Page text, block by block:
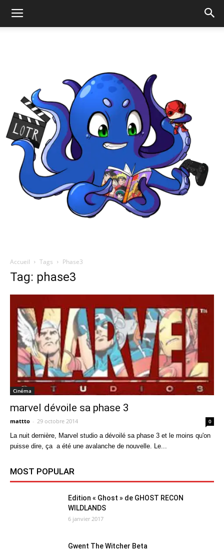
Accueil Tags Phase3
Tag: phase3
Cinéma
marvel dévoile sa phase 3
mattto - 29 octobre 2014 0
La nuit dernière, Marvel studio a dévoilé sa phase 3 et le moins qu'on
puisse dire, ça a été une avalanche de nouvelle. Le...
MOST POPULAR
Edition « Ghost » de GHOST RECON
WILDLANDS
6 janvier 2017
Gwent The Witcher Beta